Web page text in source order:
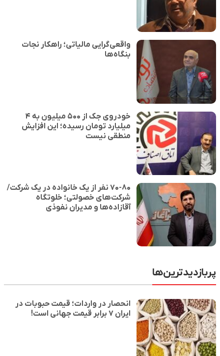
واقعی‌گرایی مالیاتی؛ راهکار نجات
بنگاه‌ها
خودروی جک از ۵۰۰ میلیون به ۴
میلیارد تومان رسیده؛ این افزایش
منطقی نیست
۷۰-۸۰ نفر از یک خانواده در یک شرکت/
شرکت‌های خصولتی؛ خلوتگاه
آقازاده‌ها و مدیران نفوذی
پربازدیدترین‌ها
انحصار در واردات؛ قیمت حبوبات در
ایران ۷ برابر قیمت جهانی است!